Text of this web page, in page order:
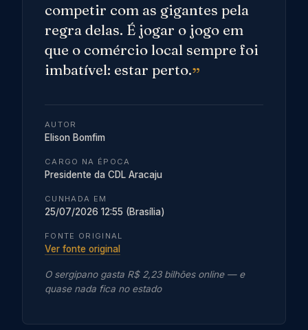
competir com as gigantes pela
regra delas. É jogar o jogo em
que o comércio local sempre foi
imbatível: estar perto.
AUTOR
Elison Bomfim
CARGO NA ÉPOCA
Presidente da CDL Aracaju
CUNHADA EM
25/07/2026 12:55 (Brasília)
FONTE ORIGINAL
Ver fonte original
O sergipano gasta R$ 2,23 bilhões online — e
quase nada fica no estado